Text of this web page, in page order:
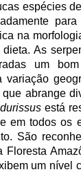
espécies
na
As
um
variação
abrange
está
em todos os
São
Floresta
um nível